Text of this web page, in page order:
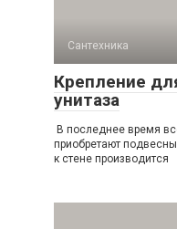
Сантехника
Крепление
унитаза
В последнее время
приобретают
к стене производится